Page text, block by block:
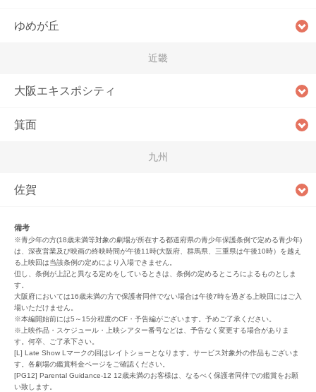
ゆめが丘
近畿
大阪エキスポシティ
箕面
九州
佐賀
備考
※青少年の方(18歳未満等対象の劇場が所在する都道府県の青少年保護条例で定める青少年)
は、深夜営業及び映画の終映時間が午後11時(大阪府、群馬県、三重県は午後10時）を越え
る上映回は当該条例の定めにより入場できません。
但し、条例が上記と異なる定めをしているときは、条例の定めるところによるものとしま
す。
大阪府においては16歳未満の方で保護者同伴でない場合は午後7時を過ぎる上映回にはご入
場いただけません。
※本編開始前には5～15分程度のCF・予告編がございます。予めご了承ください。
※上映作品・スケジュール・上映シアター番号などは、予告なく変更する場合がありま
す。何卒、ご了承下さい。
[L] Late Show Lマークの回はレイトショーとなります。サービス対象外の作品もございま
す。各劇場の鑑賞料金ページをご確認ください。
[PG12] Parental Guidance-12 12歳未満のお客様は、なるべく保護者同伴での鑑賞をお願
い致します。